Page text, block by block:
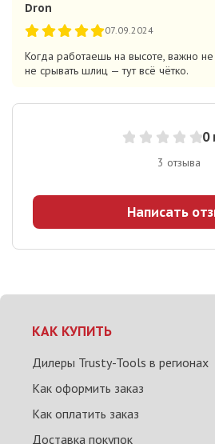
0
3 отзыва
Написать
Dron
07.09.2024
Когда работаешь на высоте, важно не
не срывать шлиц — тут всё чётко.
КАК КУПИТЬ
Дилеры Trusty-Tools в регионах
Как оформить заказ
Как оплатить заказ
Доставка покупок